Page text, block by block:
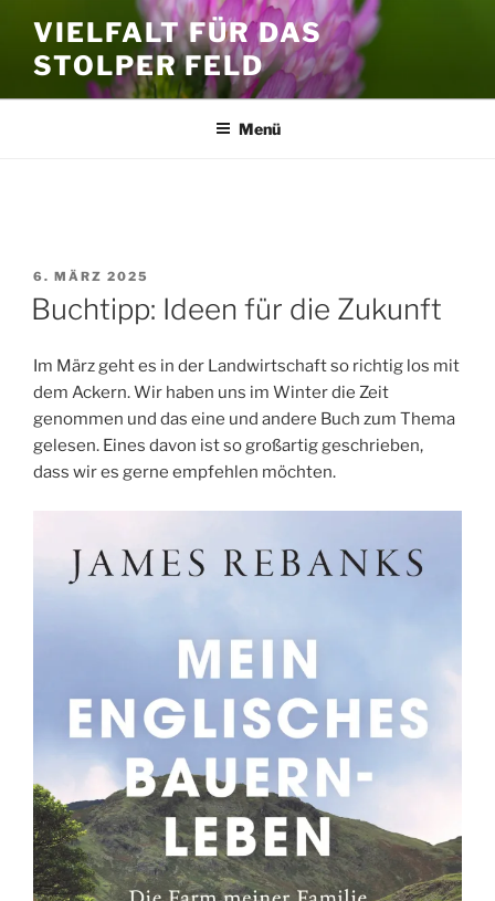
Inhalt
springen
VIELFALT FÜR DAS
STOLPER FELD
Menü
VERÖFFENTLICHT
AM
6. MÄRZ 2025
Buchtipp: Ideen für die Zukunft
Im März geht es in der Landwirtschaft so richtig los mit
dem Ackern. Wir haben uns im Winter die Zeit
genommen und das eine und andere Buch zum Thema
gelesen. Eines davon ist so großartig geschrieben,
dass wir es gerne empfehlen möchten.